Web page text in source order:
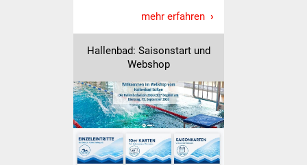
Wohnen
Bauen in Süßen
Wohnimmobilien +
Baugrundstücke
Wirtschaft
mehr erfahren
Hallenbad: Saisonstart und
Webshop